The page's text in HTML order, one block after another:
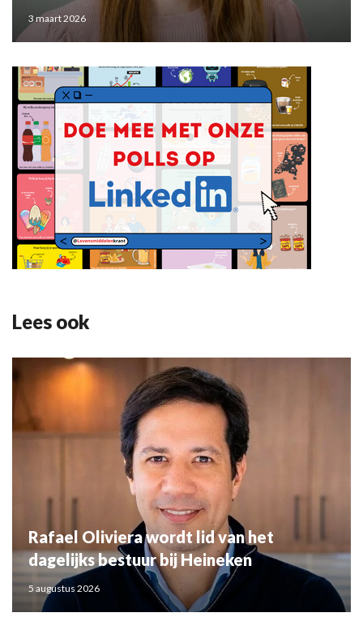
3 maart 2026
Lees ook
Rafael Oliviera wordt lid van het
dagelijks bestuur bij Heineken
5 augustus 2026